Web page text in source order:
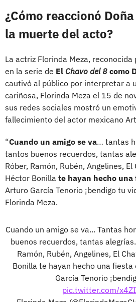
¿Cómo reaccionó
la muerte del acto?
La actriz Florinda Meza,
en la serie de El Chavo del 8 como
cautivó al público por interpretar a
cariñosa, Florinda Meza el 15 de
sus redes sociales mostró un
fallecimiento del actor mexicano
“Cuando un amigo se va… tantas
tantos buenos recuerdos, tantas
Róber, Ramón, Rubén, Angelines,
Héctor Bonilla te hayan hecho
Arturo García Tenorio ¡bendigo tu
Florinda Meza.
Cuando un amigo se va... Tantas
buenos recuerdos, tantas
Ramón, Rubén, Angelines, El
Bonilla te hayan hecho una
García Tenorio
pic.twitter.com/